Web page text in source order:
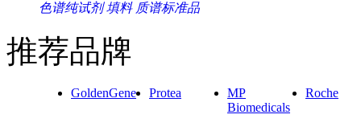
色谱纯试剂 填料 质谱标准品
推荐品牌
GoldenGene Protea
MP
Biomedicals
Roche